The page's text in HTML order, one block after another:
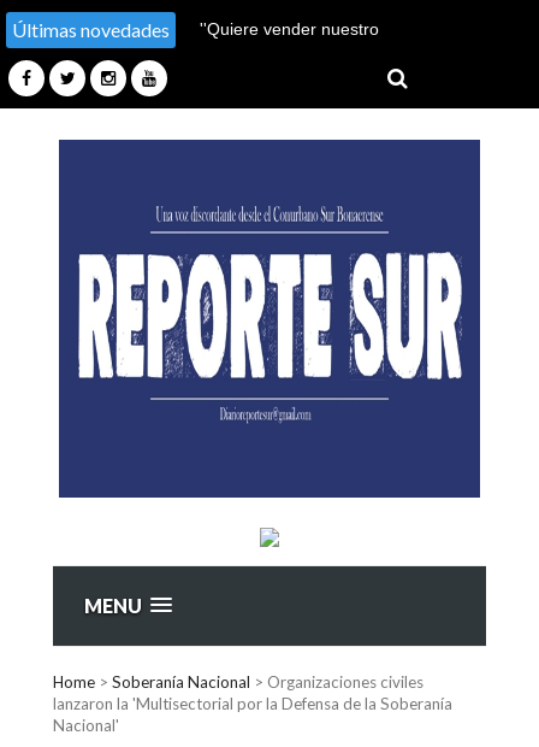
Últimas novedades
''Hay un millón de pobres
MENU
Home > Soberanía Nacional > Organizaciones civiles
lanzaron la 'Multisectorial por la Defensa de la Soberanía
Nacional'